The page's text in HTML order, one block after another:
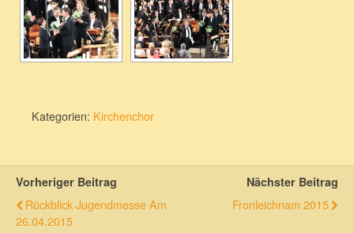
Kategorien: Kirchenchor
Vorheriger Beitrag
Rückblick Jugendmesse Am
26.04.2015
Nächster Beitrag
Fronleichnam 2015